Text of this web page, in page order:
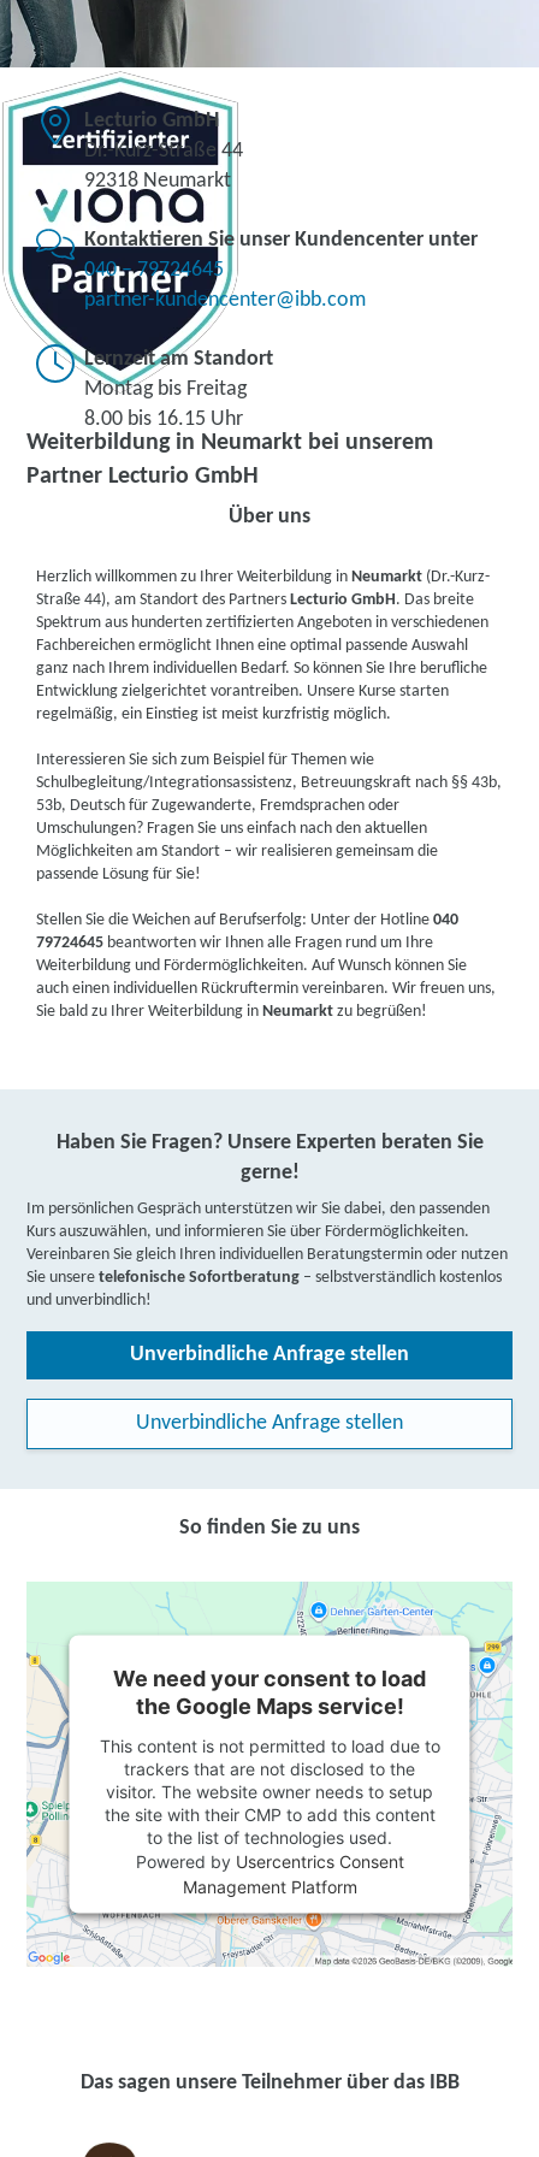
Weiterbildung in Neumarkt bei unserem
Partner Lecturio GmbH
Lecturio GmbH
Dr.-Kurz-Straße 44
92318 Neumarkt
Kontaktieren Sie unser Kundencenter unter
040 – 79724645
partner-kundencenter@ibb.com
Lernzeit am Standort
Montag bis Freitag
8.00 bis 16.15 Uhr
Über uns
Herzlich willkommen zu Ihrer Weiterbildung inNeumarkt (Dr.-Kurz-
Straße 44), am Standort des PartnersLecturio GmbH. Das breite
Spektrum aus hunderten zertifizierten Angeboten in verschiedenen
Fachbereichen ermöglicht Ihnen eine optimal passende Auswahl
ganz nach Ihrem individuellen Bedarf. So können Sie Ihre berufliche
Entwicklung zielgerichtet vorantreiben. Unsere Kurse starten
regelmäßig, ein Einstieg ist meist kurzfristig möglich.
Interessieren Sie sich zum Beispiel für Themen wie
Schulbegleitung/Integrationsassistenz, Betreuungskraft nach §§ 43b,
53b, Deutsch für Zugewanderte, Fremdsprachen oder
Umschulungen? Fragen Sie uns einfach nach den aktuellen
Möglichkeiten am Standort – wir realisieren gemeinsam die
passende Lösung für Sie!
Stellen Sie die Weichen auf Berufserfolg: Unter der Hotline040
79724645 beantworten wir Ihnen alle Fragen rund um Ihre
Weiterbildung und Fördermöglichkeiten. Auf Wunsch können Sie
auch einen individuellen Rückruftermin vereinbaren. Wir freuen uns,
Sie bald zu Ihrer Weiterbildung inNeumarkt zu begrüßen!
Haben Sie Fragen? Unsere Experten beraten Sie
gerne!
Im persönlichen Gespräch unterstützen wir Sie dabei, den passenden
Kurs auszuwählen, und informieren Sie über Fördermöglichkeiten.
Vereinbaren Sie gleich Ihren individuellen Beratungstermin oder nutzen
Sie unseretelefonische Sofortberatung – selbstverständlich kostenlos
und unverbindlich!
Unverbindliche Anfrage stellen
Unverbindliche Anfrage stellen
So finden Sie zu uns
We need your consent to load
the Google Maps service!
This content is not permitted to load due to
trackers that are not disclosed to the
visitor. The website owner needs to setup
the site with their CMP to add this content
to the list of technologies used.
Powered by Usercentrics Consent
Management Platform
Das sagen unsere Teilnehmer über das IBB